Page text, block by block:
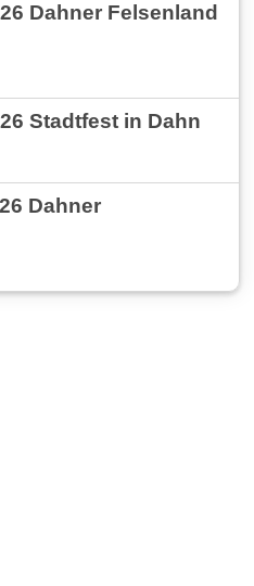
Dahner Felsenland
Stadtfest in Dahn
Dahner